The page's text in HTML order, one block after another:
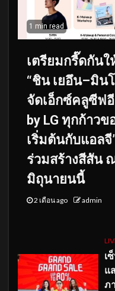
1 min read
เตรียมกรี๊ดกัน
“ชิน เยอึน–มิน
จัดเอ็กซ์คลูซีฟอี
by LG ทุกก้าว
เริ่มต้นกับแอล
ร่วมสร้างสีสัน
มิถุนายนนี้
2 เดือน ago admin
เ
แ
ภ